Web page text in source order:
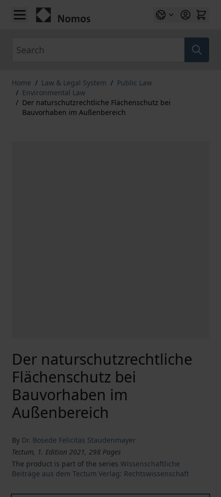
Skip to Content
Home / Law & Legal System / Public Law
/ Environmental Law
/ Der naturschutzrechtliche Flächenschutz bei
Bauvorhaben im Außenbereich
Der naturschutzrechtliche
Flächenschutz bei
Bauvorhaben im
Außenbereich
By Dr. Bosede Felicitas Staudenmayer
Tectum, 1. Edition 2021, 298 Pages
The product is part of the series Wissenschaftliche
Beiträge aus dem Tectum Verlag: Rechtswissenschaft